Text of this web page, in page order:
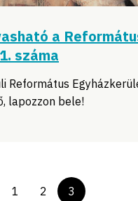
a
száma
Református
lapozzon bele!
1 2 3